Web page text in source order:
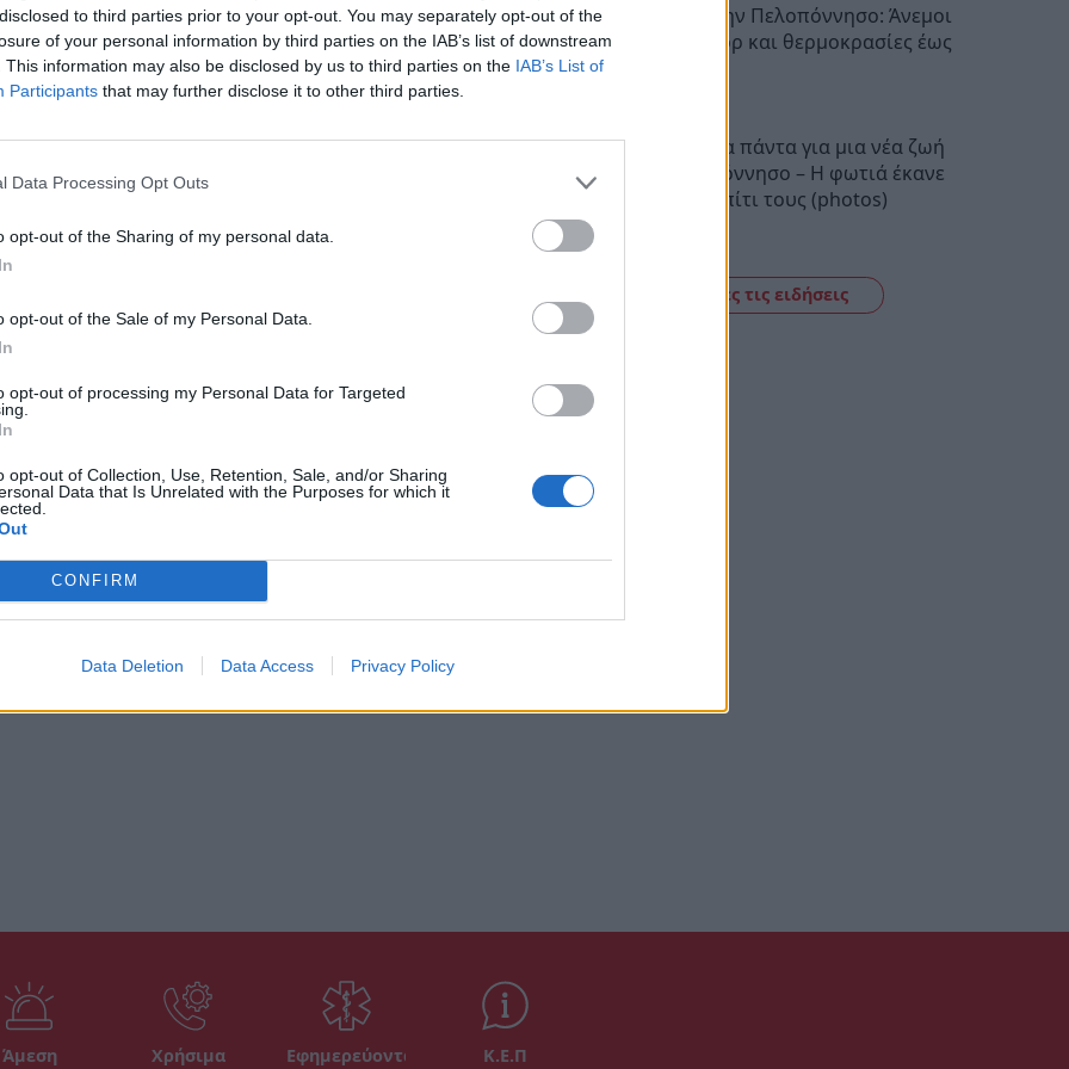
to third parties prior to your opt-out. You may separately opt-out of the
of your personal information by third parties on the IAB’s list of downstream
This information may also be disclosed by us to third parties on the IAB’s List of
Participants that may further disclose it to other third parties.
Data Processing Opt Outs
opt-out of the Sharing of my personal data.
opt-out of the Sale of my Personal Data.
opt-out of processing my Personal Data for Targeted
opt-out of Collection, Use, Retention, Sale, and/or Sharing
Data that Is Unrelated with the Purposes for which it
CONFIRM
Data Deletion Data Access Privacy Policy
του θερινού σινεμά.
και από την ευρύτερη περιοχή. Το
ο πρόεδρος της ΤΚ Παρορείου κ.
να γίνουν και άλλες πολιτιστικές
θα πραγματοποιηθεί
Αγίου Νικολάου Βαρσών στη Τρίπολη, με
Ελώνης στο Κοσμά, όπου θα
Ο καιρός στην Πελοπόννησο: Άνεμοι
έως 5 μποφόρ και θερμοκρασίες έως
Πούλησαν τα πάντα για μια νέα ζωή
στην Πελοπόννησο – Η φωτιά έκανε
στάχτη το σπίτι τους (photos)
Δείτε όλες τις ειδήσεις
Άμεση
Χρήσιμα
Εφημερεύοντα
Κ.Ε.Π